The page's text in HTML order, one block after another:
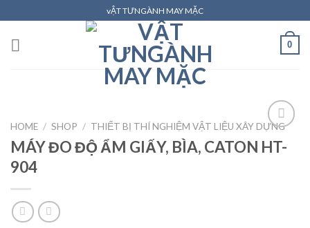
to
content
vẬT TƯNGÀNH MAY MẶC
0
HOME / SHOP / THIẾT BỊ THÍ NGHIỆM VẬT LIỆU XÂY DỰNG
MÁY ĐO ĐỘ ẨM GIẤY, BÌA, CATON HT-
904